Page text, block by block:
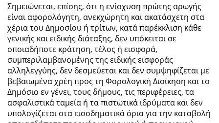
Σημειώνεται, επίσης, ότι η ενίσχυση πρώτης αρωγής
είναι αφορολόγητη, ανεκχώρητη και ακατάσχετη στα
χέρια του Δημοσίου ή τρίτων, κατά παρέκκλιση κάθε
γενικής και ειδικής διάταξης, δεν υπόκειται σε
οποιαδήποτε κράτηση, τέλος ή εισφορά,
συμπεριλαμβανομένης της ειδικής εισφοράς
αλληλεγγύης, δεν δεσμεύεται και δεν συμψηφίζεται με
βεβαιωμένα χρέη προς τη Φορολογική Διοίκηση και το
Δημόσιο εν γένει, τους δήμους, τις περιφέρειες, τα
ασφαλιστικά ταμεία ή τα πιστωτικά ιδρύματα και δεν
υπολογίζεται στα εισοδηματικά όρια για την καταβολή